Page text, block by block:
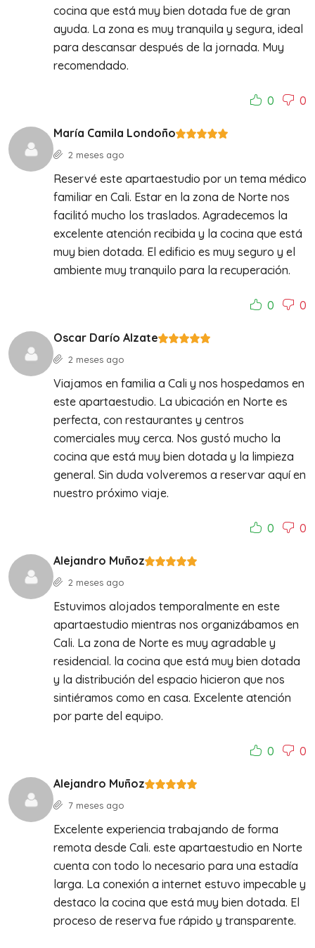
cocina que está muy bien dotada fue de gran
ayuda. La zona es muy tranquila y segura, ideal
para descansar después de la jornada. Muy
recomendado.
0 0
María Camila Londoño
2 meses ago
Reservé este apartaestudio por un tema médico
familiar en Cali. Estar en la zona de Norte nos
facilitó mucho los traslados. Agradecemos la
excelente atención recibida y la cocina que está
muy bien dotada. El edificio es muy seguro y el
ambiente muy tranquilo para la recuperación.
0 0
Oscar Darío Alzate
2 meses ago
Viajamos en familia a Cali y nos hospedamos en
este apartaestudio. La ubicación en Norte es
perfecta, con restaurantes y centros
comerciales muy cerca. Nos gustó mucho la
cocina que está muy bien dotada y la limpieza
general. Sin duda volveremos a reservar aquí en
nuestro próximo viaje.
0 0
Alejandro Muñoz
2 meses ago
Estuvimos alojados temporalmente en este
apartaestudio mientras nos organizábamos en
Cali. La zona de Norte es muy agradable y
residencial. la cocina que está muy bien dotada
y la distribución del espacio hicieron que nos
sintiéramos como en casa. Excelente atención
por parte del equipo.
0 0
Alejandro Muñoz
7 meses ago
Excelente experiencia trabajando de forma
remota desde Cali. este apartaestudio en Norte
cuenta con todo lo necesario para una estadía
larga. La conexión a internet estuvo impecable y
destaco la cocina que está muy bien dotada. El
proceso de reserva fue rápido y transparente.